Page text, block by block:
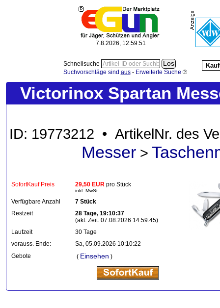
7.8.2026, 12:59:52
Schnellsuche
Suchvorschläge sind aus- Erweiterte Suche
Victorinox Spartan
ID: 19773212 • ArtikelNr. des
Messer>
SofortKauf Preis 29,50 EUR pro Stück
inkl. MwSt.
Verfügbare Anzahl
7 Stück
Restzeit
28 Tage, 19:10:37
(akt. Zeit: 07.08.2026 14:59:45)
Laufzeit
30 Tage
vorauss. Ende:
Sa, 05.09.2026 10:10:22
Gebote
( Einsehen )